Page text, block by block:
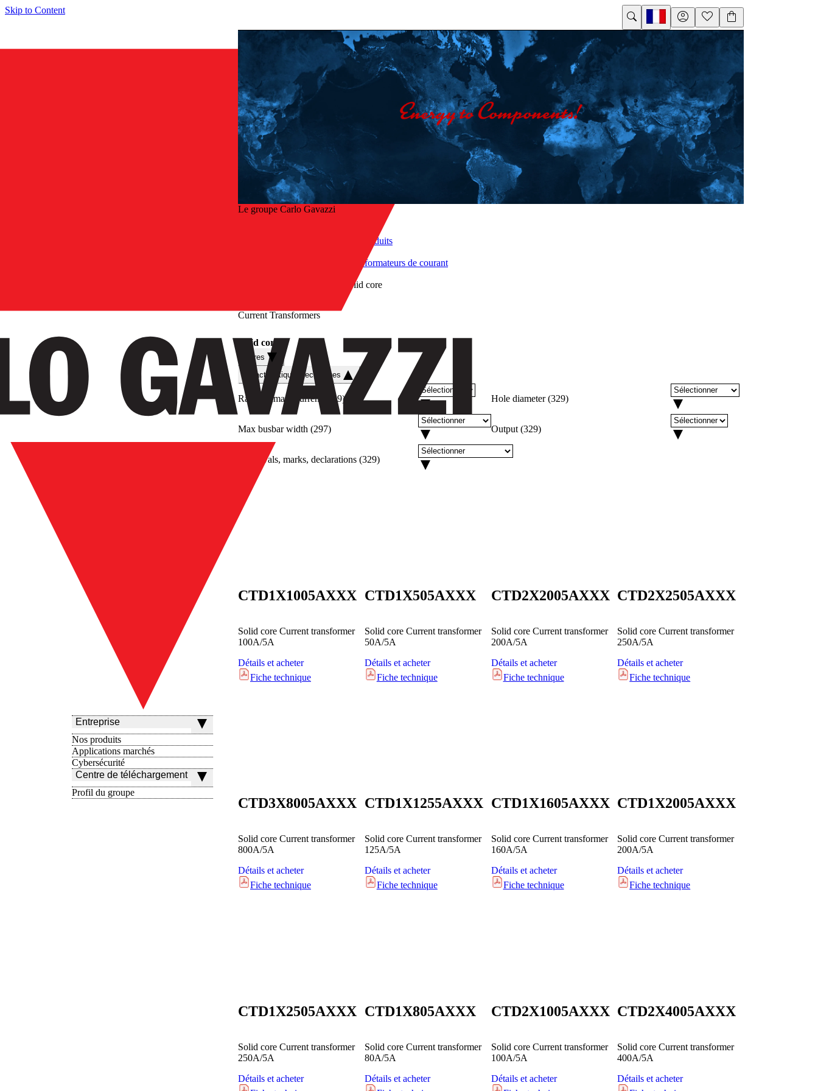
Skip to Content
Entreprise
Nos produits
Applications marchés
Cybersécurité
Centre de téléchargement
Profil du groupe
Le groupe Carlo Gavazzi
Nos produits
Transformateurs de courant
Solid core
Current Transformers
Solid core
Filtres
Caractéristiques techniques
Rated primary current 329) Hole diameter(329)
Max busbar width (297) Output(329)
Approvals, marks, declarations (329)
CTD1X1005AXXX
Solid core Current transformer
100A/5A
Détails et acheter
Fiche technique
CTD1X505AXXX
Solid core Current transformer
50A/5A
Détails et acheter
Fiche technique
CTD2X2005AXXX
Solid core Current transformer
200A/5A
Détails et acheter
Fiche technique
CTD2X2505AXXX
Solid core Current transformer
250A/5A
Détails et acheter
Fiche technique
CTD3X8005AXXX
Solid core Current transformer
800A/5A
Détails et acheter
Fiche technique
CTD1X1255AXXX
Solid core Current transformer
125A/5A
Détails et acheter
Fiche technique
CTD1X1605AXXX
Solid core Current transformer
160A/5A
Détails et acheter
Fiche technique
CTD1X2005AXXX
Solid core Current transformer
200A/5A
Détails et acheter
Fiche technique
CTD1X2505AXXX
Solid core Current transformer
250A/5A
Détails et acheter
CTD1X805AXXX
Solid core Current transformer
80A/5A
Détails et acheter
CTD2X1005AXXX
Solid core Current transformer
100A/5A
Détails et acheter
CTD2X4005AXXX
Solid core Current transformer
400A/5A
Détails et acheter